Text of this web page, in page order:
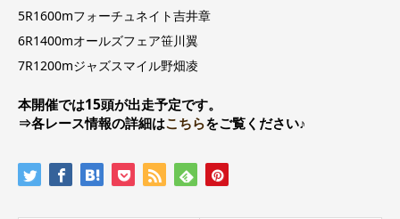
5R1600mフォーチュネイト吉井章
6R1400mオールズフェア笹川翼
7R1200mジャズスマイル野畑凌
本開催では15頭が出走予定です。
⇒各レース情報の詳細はこちらをご覧ください♪